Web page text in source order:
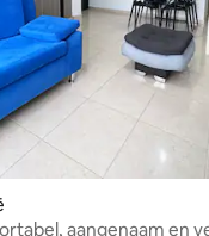
aangenaam en